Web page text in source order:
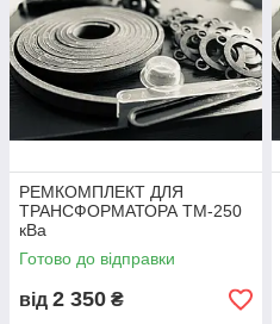
РЕМКОМПЛЕКТ ДЛЯ
ТРАНСФОРМАТОРА ТМ-250
кВа
Готово до відправки
від 2 350 ₴